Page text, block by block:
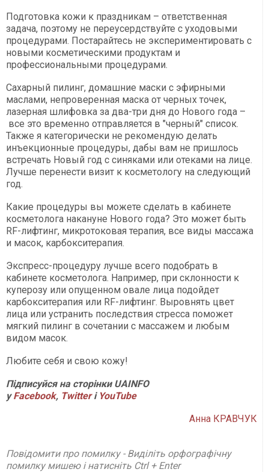
Подготовка кожи к праздникам – ответственная
задача, поэтому не переусердствуйте с уходовыми
процедурами. Постарайтесь не экспериментировать с
новыми косметическими продуктам и
профессиональными процедурами.
Сахарный пилинг, домашние маски с эфирными
маслами, непроверенная маска от черных точек,
лазерная шлифовка за два-три дня до Нового года –
все это временно отправляется в "черный" список.
Также я категорически не рекомендую делать
инъекционные процедуры, дабы вам не пришлось
встречать Новый год с синяками или отеками на лице.
Лучше перенести визит к косметологу на следующий
год.
Какие процедуры вы можете сделать в кабинете
косметолога накануне Нового года? Это может быть
RF-лифтинг, микротоковая терапия, все виды массажа
и масок, карбокситерапия.
Экспресс-процедуру лучше всего подобрать в
кабинете косметолога. Например, при склонности к
куперозу или опущенном овале лица подойдет
карбокситерапия или RF-лифтинг. Выровнять цвет
лица или устранить последствия стресса поможет
мягкий пилинг в сочетании с массажем и любым
видом масок.
Любите себя и свою кожу!
Підписуйся на сторінки UAINFO
уFacebook, Twitter і YouTube
Анна КРАВЧУК
Повідомити про помилку - Виділіть орфографічну
помилку мишею і натисніть Ctrl + Enter